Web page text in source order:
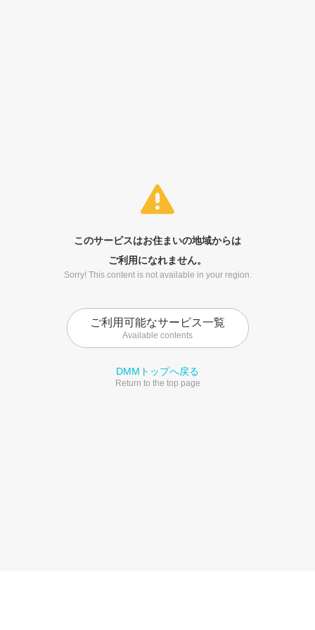
このサービスはお住まいの地域からは
ご利用になれません。
Sorry! This content is not available in your region.
ご利用可能なサービス一覧
Available contents
DMMトップへ戻る
Return to the top page